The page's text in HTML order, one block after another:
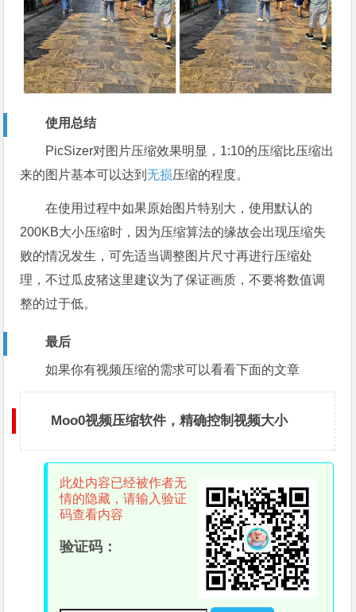
使用总结
PicSizer对图片压缩效果明显，1:10的压缩比压缩出
来的图片基本可以达到无损压缩的程度。
在使用过程中如果原始图片特别大，使用默认的
200KB大小压缩时，因为压缩算法的缘故会出现压缩失
败的情况发生，可先适当调整图片尺寸再进行压缩处
理，不过瓜皮猪这里建议为了保证画质，不要将数值调
整的过于低。
最后
如果你有视频压缩的需求可以看看下面的文章
Moo0视频压缩软件，精确控制视频大小
此处内容已经被作者无
情的隐藏，请输入验证
码查看内容
验证码：